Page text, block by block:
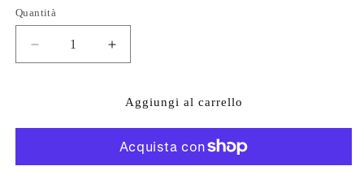
Quantità
Diminuisci
quantità
Aumenta
quantità
TheAggiungi al carrello